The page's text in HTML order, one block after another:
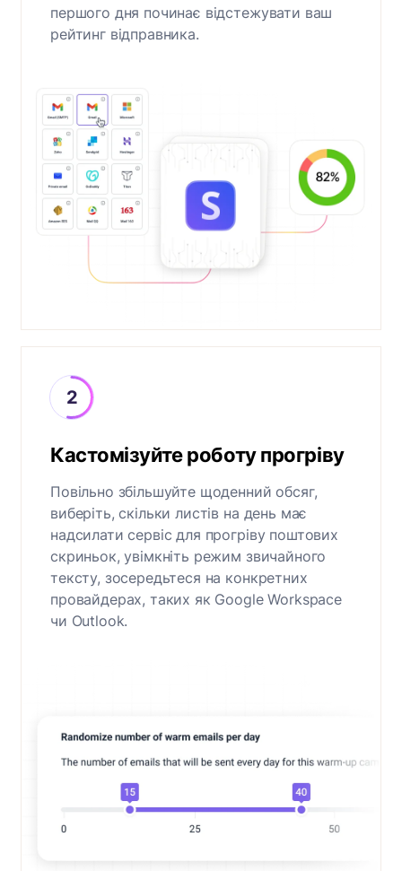
першого дня починає відстежувати ваш
рейтинг відправника.
Кастомізуйте роботу прогріву
Повільно збільшуйте щоденний обсяг,
виберіть, скільки листів на день має
надсилати сервіс для прогріву поштових
скриньок, увімкніть режим звичайного
тексту, зосередьтеся на конкретних
провайдерах, таких як Google Workspace
чи Outlook.